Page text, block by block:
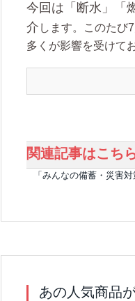
今回は「断水」「
介 します。このたび
多くが影響を受けて
関連記事はこち
「みんなの備蓄・災害
あの人気商品